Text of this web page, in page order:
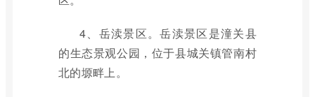
4、岳渎景区。岳渎景区是潼关县
的生态景观公园，位于县城关镇管南村
北的塬畔上。